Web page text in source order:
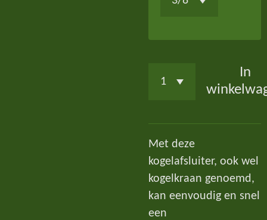
In
Met deze
kogelafsluiter, ook wel
kogelkraan genoemd,
kan eenvoudig en snel
een